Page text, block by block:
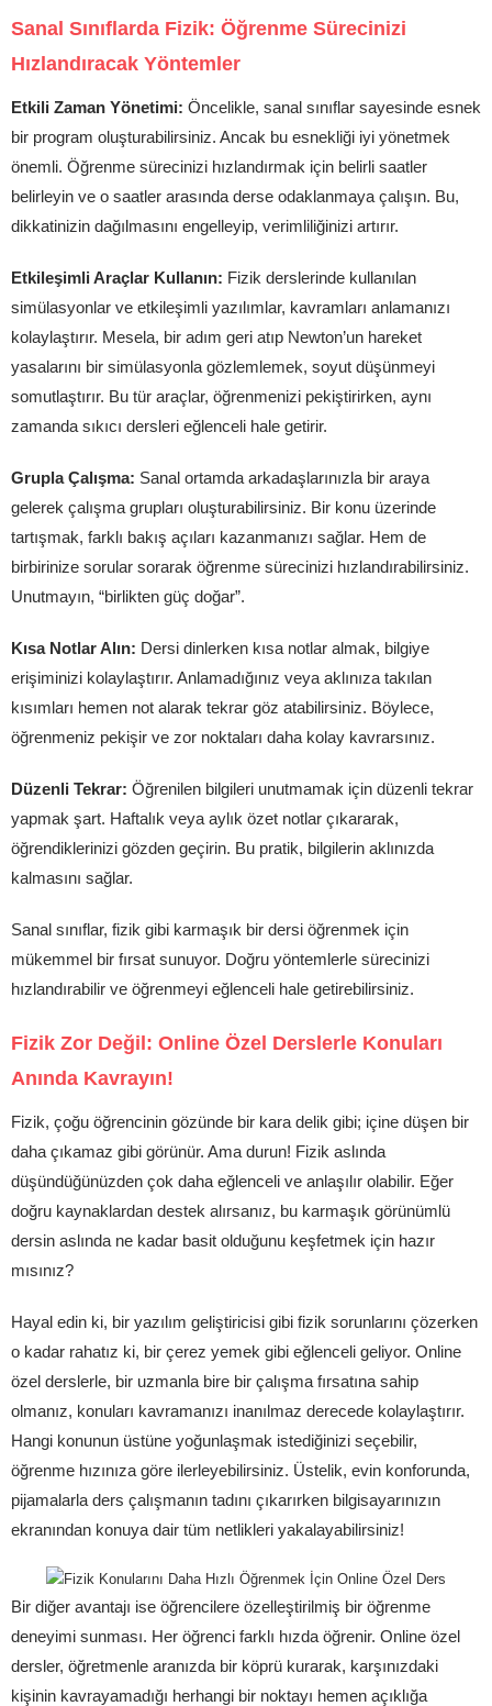
Sanal Sınıflarda Fizik: Öğrenme Sürecinizi
Hızlandıracak Yöntemler
Etkili Zaman Yönetimi: Öncelikle, sanal sınıflar sayesinde esnek
bir program oluşturabilirsiniz. Ancak bu esnekliği iyi yönetmek
önemli. Öğrenme sürecinizi hızlandırmak için belirli saatler
belirleyin ve o saatler arasında derse odaklanmaya çalışın. Bu,
dikkatinizin dağılmasını engelleyip, verimliliğinizi artırır.
Etkileşimli Araçlar Kullanın: Fizik derslerinde kullanılan
simülasyonlar ve etkileşimli yazılımlar, kavramları anlamanızı
kolaylaştırır. Mesela, bir adım geri atıp Newton’un hareket
yasalarını bir simülasyonla gözlemlemek, soyut düşünmeyi
somutlaştırır. Bu tür araçlar, öğrenmenizi pekiştirirken, aynı
zamanda sıkıcı dersleri eğlenceli hale getirir.
Grupla Çalışma: Sanal ortamda arkadaşlarınızla bir araya
gelerek çalışma grupları oluşturabilirsiniz. Bir konu üzerinde
tartışmak, farklı bakış açıları kazanmanızı sağlar. Hem de
birbirinize sorular sorarak öğrenme sürecinizi hızlandırabilirsiniz.
Unutmayın, “birlikten güç doğar”.
Kısa Notlar Alın: Dersi dinlerken kısa notlar almak, bilgiye
erişiminizi kolaylaştırır. Anlamadığınız veya aklınıza takılan
kısımları hemen not alarak tekrar göz atabilirsiniz. Böylece,
öğrenmeniz pekişir ve zor noktaları daha kolay kavrarsınız.
Düzenli Tekrar: Öğrenilen bilgileri unutmamak için düzenli tekrar
yapmak şart. Haftalık veya aylık özet notlar çıkararak,
öğrendiklerinizi gözden geçirin. Bu pratik, bilgilerin aklınızda
kalmasını sağlar.
Sanal sınıflar, fizik gibi karmaşık bir dersi öğrenmek için
mükemmel bir fırsat sunuyor. Doğru yöntemlerle sürecinizi
hızlandırabilir ve öğrenmeyi eğlenceli hale getirebilirsiniz.
Fizik Zor Değil: Online Özel Derslerle Konuları
Anında Kavrayın!
Fizik, çoğu öğrencinin gözünde bir kara delik gibi; içine düşen bir
daha çıkamaz gibi görünür. Ama durun! Fizik aslında
düşündüğünüzden çok daha eğlenceli ve anlaşılır olabilir. Eğer
doğru kaynaklardan destek alırsanız, bu karmaşık görünümlü
dersin aslında ne kadar basit olduğunu keşfetmek için hazır
mısınız?
Hayal edin ki, bir yazılım geliştiricisi gibi fizik sorunlarını çözerken
o kadar rahatız ki, bir çerez yemek gibi eğlenceli geliyor. Online
özel derslerle, bir uzmanla bire bir çalışma fırsatına sahip
olmanız, konuları kavramanızı inanılmaz derecede kolaylaştırır.
Hangi konunun üstüne yoğunlaşmak istediğinizi seçebilir,
öğrenme hızınıza göre ilerleyebilirsiniz. Üstelik, evin konforunda,
pijamalarla ders çalışmanın tadını çıkarırken bilgisayarınızın
ekranından konuya dair tüm netlikleri yakalayabilirsiniz!
Bir diğer avantajı ise öğrencilere özelleştirilmiş bir öğrenme
deneyimi sunması. Her öğrenci farklı hızda öğrenir. Online özel
dersler, öğretmenle aranızda bir köprü kurarak, karşınızdaki
kişinin kavrayamadığı herhangi bir noktayı hemen açıklığa